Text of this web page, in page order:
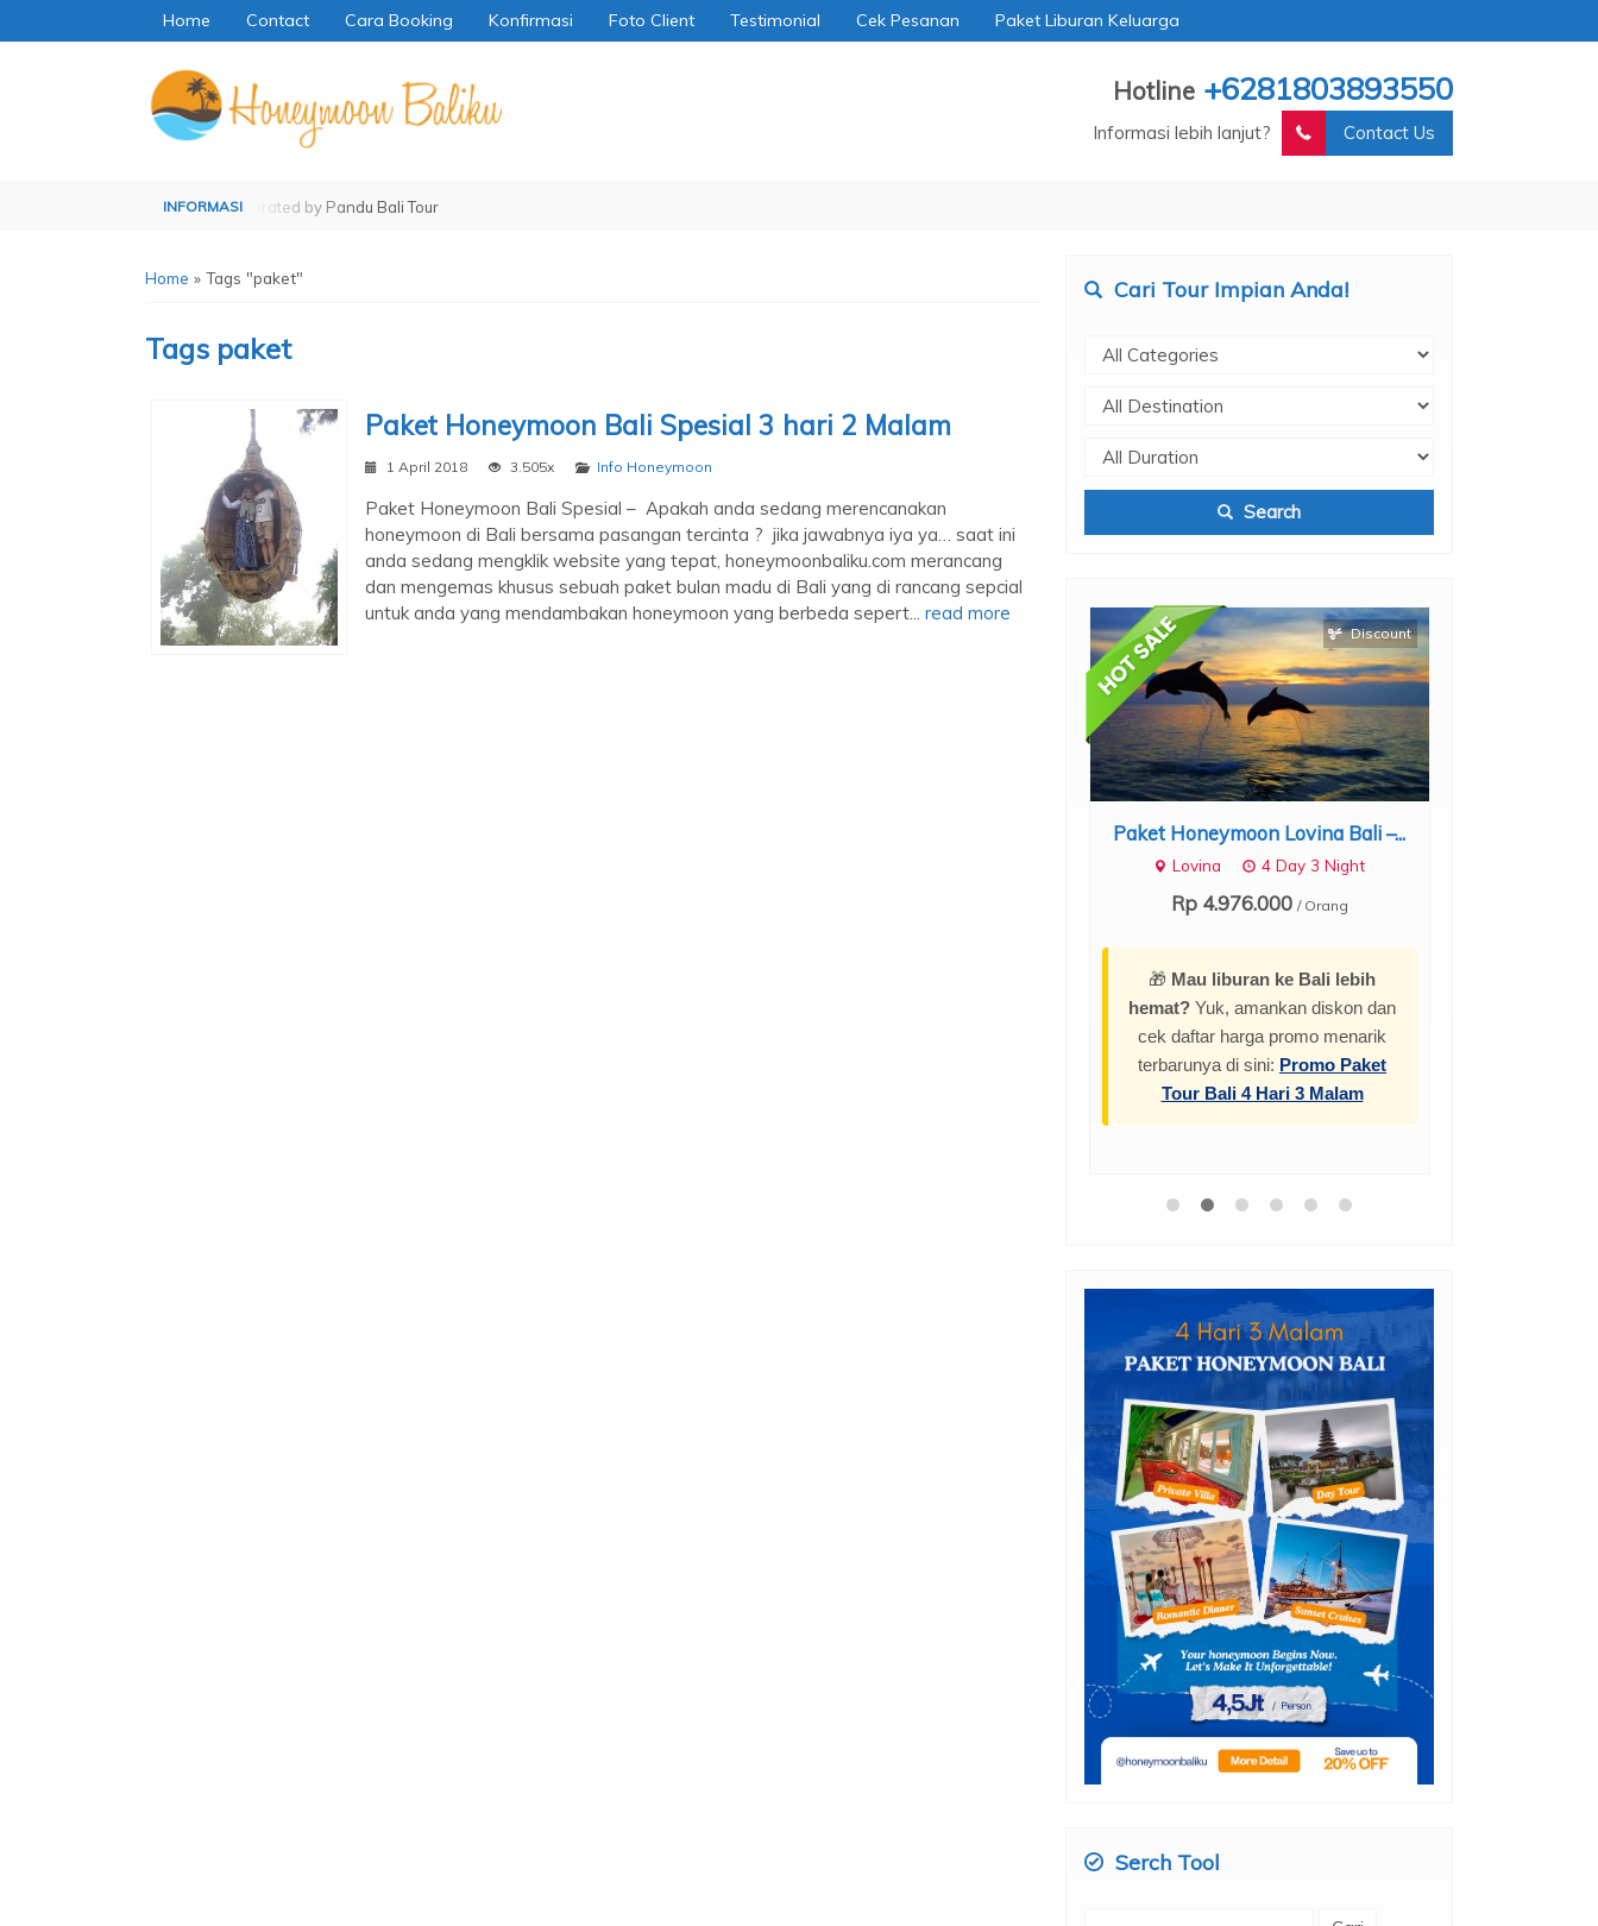
Home Contact Cara Booking Konfirmasi Foto Client Testimonial Cek Pesanan Paket Liburan Keluarga
Hotline +6281803893550
Informasi lebih lanjut? Contact Us
Operated by Pandu Bali Tour
Home » Tags "paket"
Tags paket
Paket Honeymoon Bali Spesial 3 hari 2 Malam
1 April 2018 3.505x Info Honeymoon
Paket Honeymoon Bali Spesial – Apakah anda sedang merencanakan
honeymoon di Bali bersama pasangan tercinta ? jika jawabnya iya ya… saat ini
anda sedang mengklik website yang tepat, honeymoonbaliku.com merancang
dan mengemas khusus sebuah paket bulan madu di Bali yang di rancang sepcial
untuk anda yang mendambakan honeymoon yang berbeda sepert... read more
Cari Tour Impian Anda!
Search
Paket Honeymoon Lovina Bali –...
Lovina 4 Day 3 Night
Rp 4.976.000 / Orang
🎁 Mau liburan ke Bali lebih
hemat? Yuk, amankan diskon dan
cek daftar harga promo menarik
terbarunya di sini: Promo Paket
Tour Bali 4 Hari 3 Malam
Discount
Serch Tool